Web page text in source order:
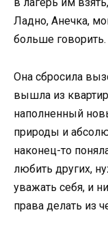
в лагерь им
Ладно, Анечка,
больше
Она сбросила
вышла из
наполненный
природы и
наконец-то
любить других,
уважать себя, и
права делать из